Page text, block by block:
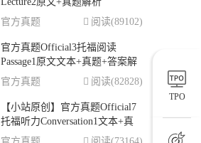
官方真题
阅读(89102)
官方真题Official3托福阅读
Passage1原文文本+真题+答案解
析
官方真题 阅读(82828)
【小站原创】官方真题Official7
托福听力Conversation1文本+真
题+答案解析
TPO